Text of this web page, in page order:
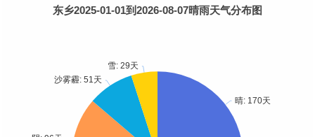
东乡2025-01-01到2026-08-07晴雨天气分布图